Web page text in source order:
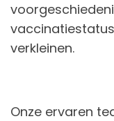
verkleinen.
Onze ervaren